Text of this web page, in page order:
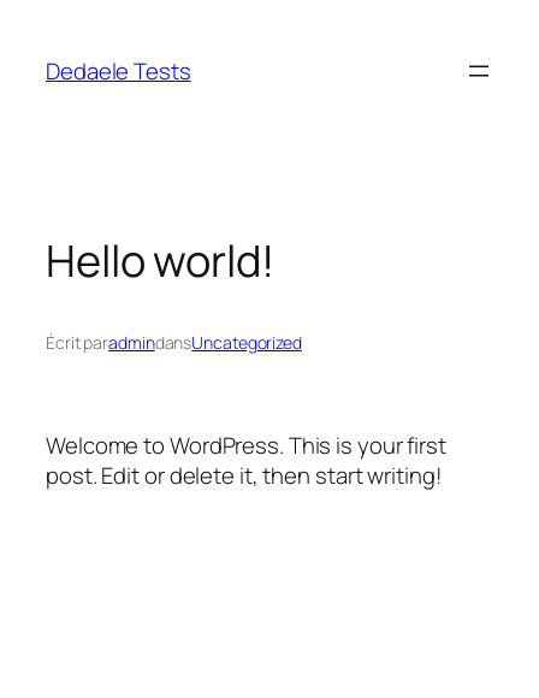
contenu
Dedaele Tests
Hello world!
Écrit paradmindansUncategorized
Welcome to WordPress. This is your first
post. Edit or delete it, then start writing!